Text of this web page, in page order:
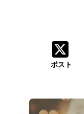
ポスト